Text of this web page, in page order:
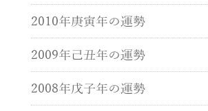
2010年庚寅年の運勢
2009年己丑年の運勢
2008年戊子年の運勢